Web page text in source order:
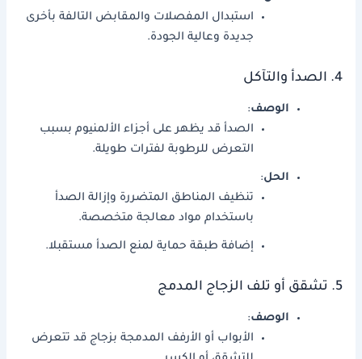
استبدال المفصلات والمقابض التالفة بأخرى
جديدة وعالية الجودة.
4. الصدأ والتآكل
الوصف:
الصدأ قد يظهر على أجزاء الألمنيوم بسبب
التعرض للرطوبة لفترات طويلة.
الحل:
تنظيف المناطق المتضررة وإزالة الصدأ
باستخدام مواد معالجة متخصصة.
إضافة طبقة حماية لمنع الصدأ مستقبلا.
5. تشقق أو تلف الزجاج المدمج
الوصف:
الأبواب أو الأرفف المدمجة بزجاج قد تتعرض